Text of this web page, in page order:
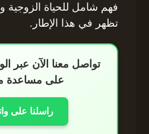
فهم شامل للحياة الزوجية
تظهر في هذا الإطار.
تواصل معنا الآن عبر
على مساعدة
راسلنا على